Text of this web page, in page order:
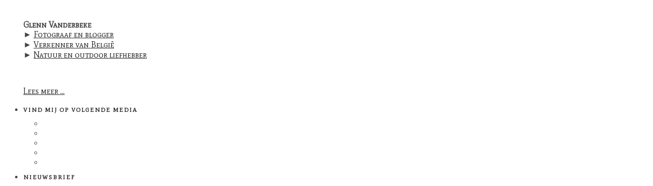
Glenn Vanderbeke
► Fotograaf en blogger
► Verkenner van België
► Natuur en outdoor liefhebber
Lees meer ...
VIND MIJ OP VOLGENDE MEDIA
NIEUWSBRIEF